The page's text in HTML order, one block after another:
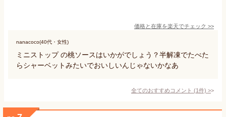
価格と在庫を楽天でチェック >>
nanacoco(40代・女性)
ミニストップ の桃ソースはいかがでしょう？半解凍でたべた
らシャーベットみたいでおいしいんじゃないかなあ
全てのおすすめコメント (1件) >